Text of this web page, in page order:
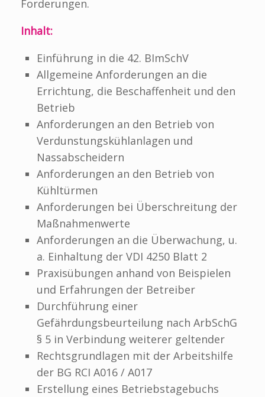
Forderungen.
Inhalt:
Einführung in die 42. BImSchV
Allgemeine Anforderungen an die
Errichtung, die Beschaffenheit und den
Betrieb
Anforderungen an den Betrieb von
Verdunstungskühlanlagen und
Nassabscheidern
Anforderungen an den Betrieb von
Kühltürmen
Anforderungen bei Überschreitung der
Maßnahmenwerte
Anforderungen an die Überwachung, u.
a. Einhaltung der VDI 4250 Blatt 2
Praxisübungen anhand von Beispielen
und Erfahrungen der Betreiber
Durchführung einer
Gefährdungsbeurteilung nach ArbSchG
§ 5 in Verbindung weiterer geltender
Rechtsgrundlagen mit der Arbeitshilfe
der BG RCI A016 / A017
Erstellung eines Betriebstagebuchs